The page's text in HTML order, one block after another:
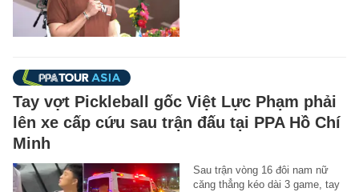
Tay vợt Pickleball gốc Việt Lực Phạm phải
lên xe cấp cứu sau trận đấu tại PPA Hồ Chí
Minh
Sau trận vòng 16 đôi nam nữ
căng thẳng kéo dài 3 game, tay